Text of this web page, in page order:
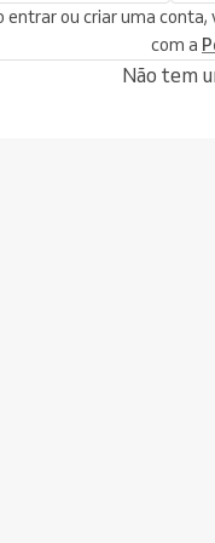
entrar ou criar uma conta,
com a
Não tem